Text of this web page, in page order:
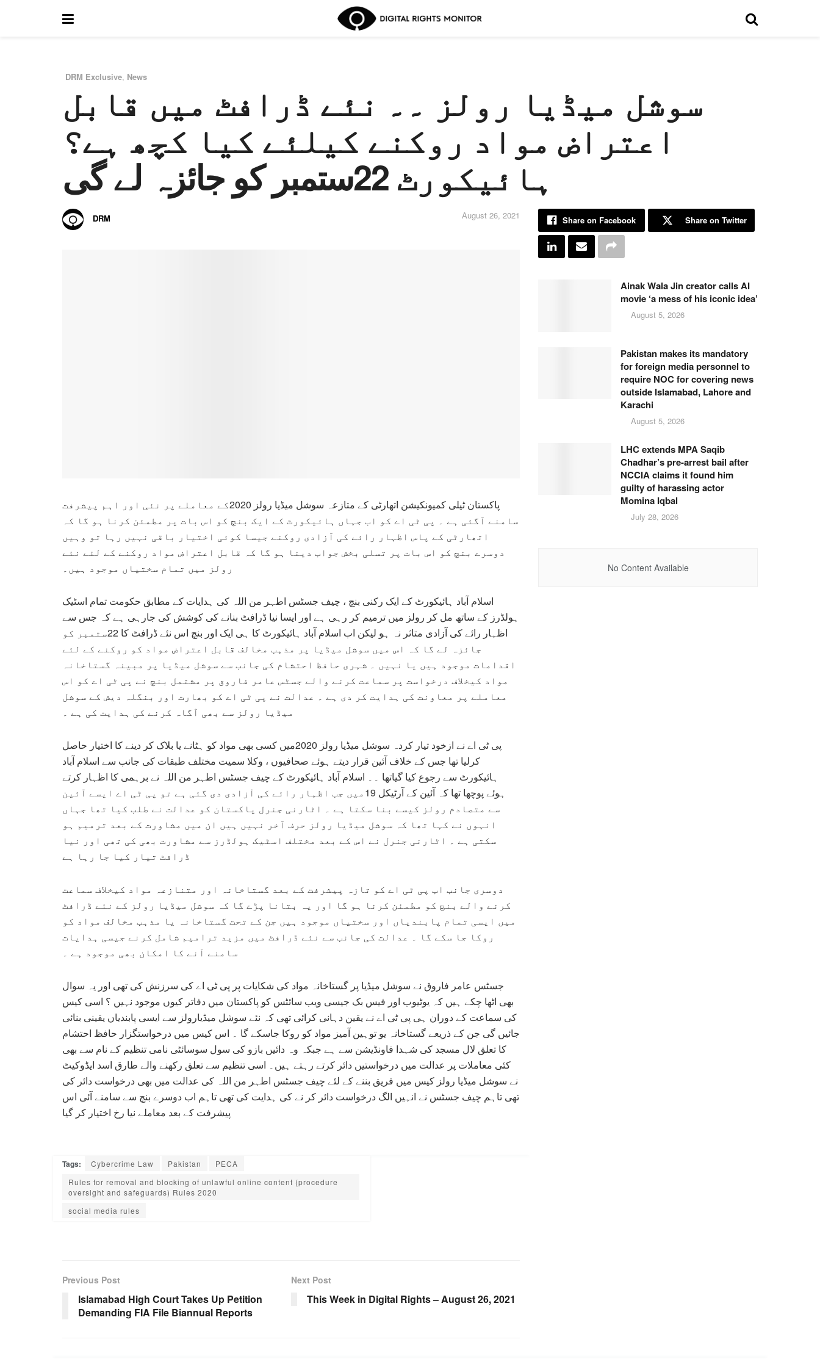
DRM Exclusive, News
سوشل میڈیا رولز ۔۔ نئے ڈرافٹ میں قابل
اعتراض مواد روکنے کیلئے کیا کچھ ہے؟
ہائیکورٹ 22ستمبر کو جائزہ لے گی
DRM August 26, 2021
پاکستان ٹیلی کمیونکیشن اتھارٹی کے متازعہ سوشل میڈیا رولز 2020کے معاملے پر نئی اور اہم پیشرفت
سامنے آگئی ہے ۔ پی ٹی اے کو اب جہاں ہائیکورٹ کے ایک بنچ کو اس بات پر مطمئن کرنا ہو گا کہ
اتھارٹی کے پاس اظہار رائے کی آزادی روکنے جیسا کوئی اختیار باقی نہیں رہا تو وہیں
دوسرے بنچ کو اس بات پر تسلی بخش جواب دینا ہو گا کہ قابل اعتراض مواد روکنے کے لئے نئے
رولز میں تمام سختیاں موجود ہیں۔
اسلام آباد ہائیکورٹ کے ایک رکنی بنچ ، چیف جسٹس اطہر من اللہ کی ہدایات کے مطابق حکومت تمام اسٹیک
ہولڈرز کے ساتھ مل کر رولز میں ترمیم کر رہی ہے اور ایسا نیا ڈرافٹ بنانے کی کوشش کی جارہی ہے کہ جس سے
اظہار رائے کی آزادی متاثر نہ ہو لیکن اب اسلام آباد ہائیکورٹ کا ہی ایک اور بنچ اس نئے ڈرافٹ کا 22ستمبر کو
جائزہ لے گا کہ اس میں سوشل میڈیا پر مذہب مخالف قابل اعتراض مواد کو روکنے کے لئے
اقدامات موجود ہیں یا نہیں ۔ شہری حافظ احتشام کی جانب سے سوشل میڈیا پر مبینہ گستاخانہ
مواد کیخلاف درخواست پر سماعت کرنے والے جسٹس عامر فاروق پر مشتمل بنچ نے پی ٹی اے کو اس
معاملے پر معاونت کی ہدایت کر دی ہے ۔ عدالت نے پی ٹی اے کو بھارت اور بنگلہ دیش کے سوشل
میڈیا رولز سے بھی آگاہ کرنے کی ہدایت کی ہے ۔
پی ٹی اے نے ازخود تیار کردہ سوشل میڈیا رولز 2020میں کسی بھی مواد کو ہٹانے یا بلاک کر دینے کا اختیار حاصل
کرلیا تھا جس کے خلاف آئین قرار دیتے ہوئے صحافیوں ، وکلا سمیت مختلف طبقات کی جانب سے اسلام آباد
ہائیکورٹ سے رجوع کیا گیاتھا ۔۔ اسلام آباد ہائیکورٹ کے چیف جسٹس اطہر من اللہ نے برہمی کا اظہار کرتے
ہوئے پوچھا تھا کہ آئین کے آرٹیکل 19میں جب اظہار رائے کی آزادی دی گئی ہے تو پی ٹی اے ایسے آئین
سے متصادم رولز کیسے بنا سکتا ہے ۔ اٹارنی جنرل پاکستان کو عدالت نے طلب کیا تھا جہاں
انہوں نے کہا تھا کہ سوشل میڈیا رولز حرف آخر نہیں ہیں ان میں مشاورت کے بعد ترمیم ہو
سکتی ہے ۔ اٹارنی جنرل نے اس کے بعد مختلف اسٹیک ہولڈرز سے مشاورت بھی کی تھی اور نیا
ڈرافٹ تیار کیا جا رہا ہے
دوسری جانب اب پی ٹی اے کو تازہ پیشرفت کے بعد گستاخانہ اور متنازعہ مواد کیخلاف سماعت
کرنے والے بنچ کو مطمئن کرنا ہو گا اور یہ بتانا پڑے گا کہ سوشل میڈیا رولز کے نئے ڈرافٹ
میں ایسی تمام پابندیاں اور سختیاں موجود ہیں جن کے تحت گستاخانہ یا مذہب مخالف مواد کو
روکا جا سکے گا ۔ عدالت کی جانب سے نئے ڈرافٹ میں مزید ترامیم شامل کرنے جیسی ہدایات
سامنے آنے کا امکان بھی موجود ہے ۔
جسٹس عامر فاروق نے سوشل میڈیا پر گستاخانہ مواد کی شکایات پر پی ٹی اے کی سرزنش کی تھی اور یہ سوال
بھی اٹھا چکے ہیں کہ یوٹیوب اور فیس بک جیسی ویب سائٹس کو پاکستان میں دفاتر کیوں موجود نہیں ؟ اسی کیس
کی سماعت کے دوران ہی پی ٹی اے نے یقین دہانی کرائی تھی کہ نئے سوشل میڈیارولز سے ایسی پابندیاں یقینی بنائی
جائیں گی جن کے ذریعے گستاخانہ یو توہین آمیز مواد کو روکا جاسکے گا ۔ اس کیس میں درخواستگزار حافظ احتشام
کا تعلق لال مسجد کی شہدا فاونڈیشن سے ہے جبکہ وہ دائیں بازو کی سول سوسائٹی نامی تنظیم کے نام سے بھی
کئی معاملات پر عدالت میں درخواستیں دائر کرتے رہتے ہیں۔ اسی تنظیم سے تعلق رکھنے والے طارق اسد ایڈوکیٹ
نے سوشل میڈیا رولز کیس میں فریق بننے کے لئے چیف جسٹس اطہر من اللہ کی عدالت میں بھی درخواست دائر کی
تھی تاہم چیف جسٹس نے انہیں الگ درخواست دائر کر نے کی ہدایت کی تھی تاہم اب دوسرے بنچ سے سامنے آئی اس
پیشرفت کے بعد معاملے نیا رخ اختیار کر گیا
Tags: Cybercrime Law Pakistan
PECA
Rules for removal and blocking of unlawful online content (procedure
oversight and safeguards) Rules 2020
social media rules
Previous Post
Islamabad High Court Takes Up Petition
Demanding FIA File Biannual Reports
Next Post
This Week in Digital Rights – August 26, 2021
Share on Facebook Share on Twitter
Ainak Wala Jin creator calls AI
movie ‘a mess of his iconic idea’
August 5, 2026
Pakistan makes its mandatory
for foreign media personnel to
require NOC for covering news
outside Islamabad, Lahore and
Karachi
August 5, 2026
LHC extends MPA Saqib
Chadhar’s pre-arrest bail after
NCCIA claims it found him
guilty of harassing actor
Momina Iqbal
July 28, 2026
No Content Available